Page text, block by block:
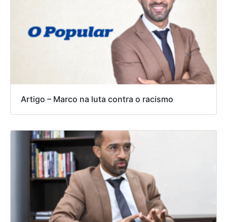
Artigo – Marco na luta contra o racismo